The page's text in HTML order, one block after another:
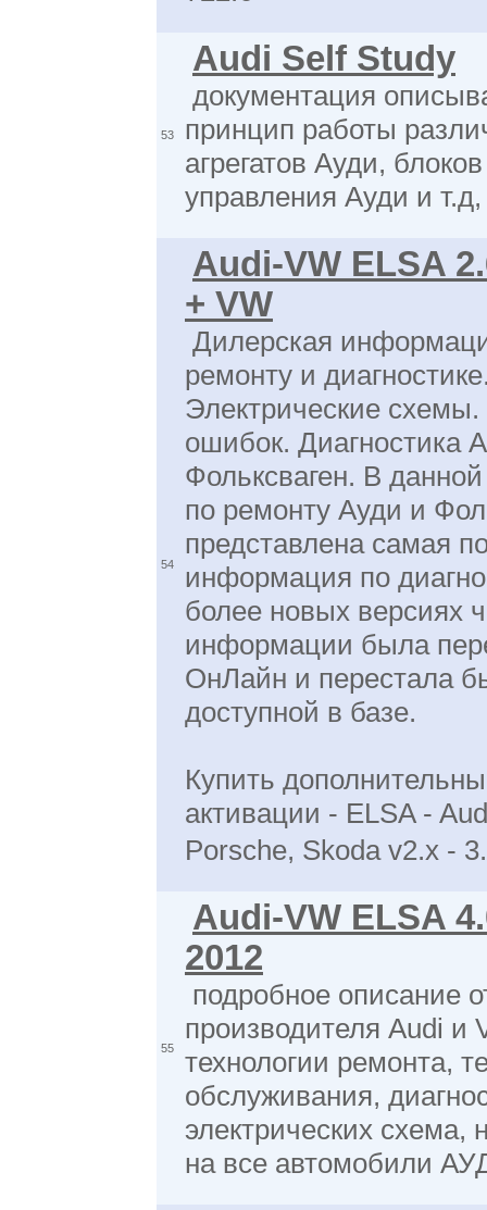
53
Audi Self Study
документация
принцип работы
агрегатов Ауди, блоков
управления Ауди и
54
Audi-VW ELSA
+ VW
Дилерская
ремонту и
Электрические
ошибок. Диагностика
Фольксваген. В
по ремонту Ауди и
представлена самая
информация по
более новых версиях
информации была
ОнЛайн и перестала
доступной в базе.
Купить
активации - ELSA -
Porsche, Skoda v2.x -
55
Audi-VW ELSA
2012
подробное описание
производителя Audi и
технологии ремонта,
обслуживания,
электрических схема,
на все автомобили